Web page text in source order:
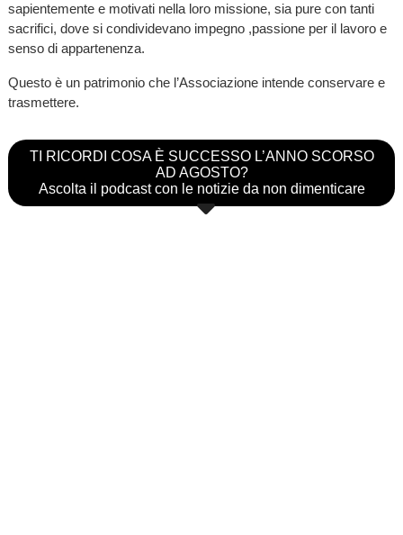
sapientemente e motivati nella loro missione, sia pure con tanti
sacrifici, dove si condividevano impegno ,passione per il lavoro e
senso di appartenenza.
Questo è un patrimonio che l’Associazione intende conservare e
trasmettere.
TI RICORDI COSA È SUCCESSO L’ANNO SCORSO
AD AGOSTO?
Ascolta il podcast con le notizie da non dimenticare